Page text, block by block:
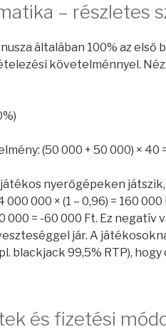
– részletes
általában 100% az
követelménnyel.
(50 000 + 50 000) × 40
nyerőgépeken
000 × (1 – 0,96) = 160
000 = -60 000 Ft. Ez negatív
jár. A
blackjack 99,5% RTP),
és fizetési